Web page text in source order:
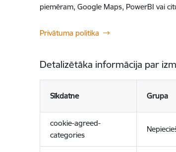
piemēram, Google Maps, PowerBI vai
Privātuma politika
Detalizētāka informācija par
Sīkdatne Grupa
cookie-agreed-
categories